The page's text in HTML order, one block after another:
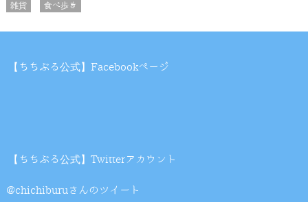
雑貨
食べ歩き
【ちちぶる公式】Facebookページ
【ちちぶる公式】Twitterアカウント
@chichiburuさんのツイート